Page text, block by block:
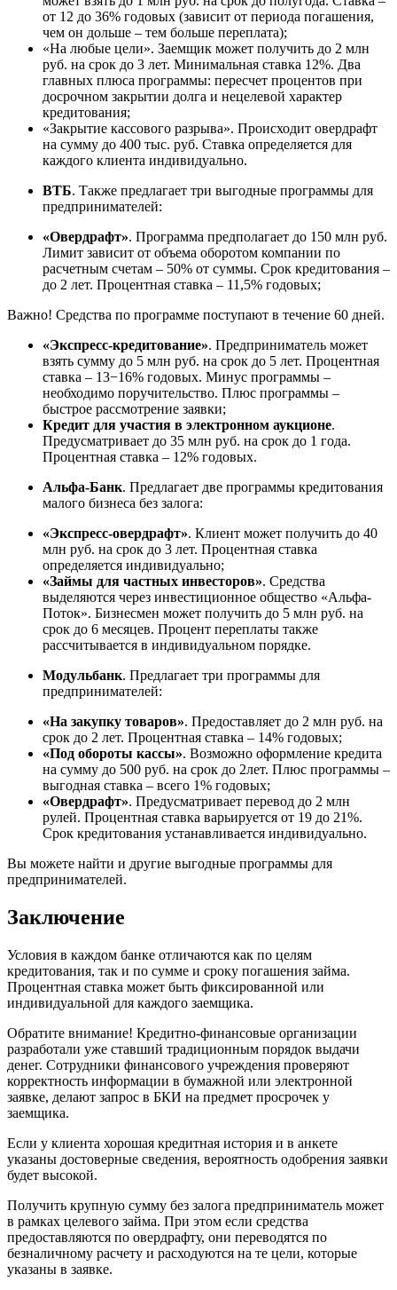
от 12 до 36% годовых (зависит от периода погашения,
чем он дольше – тем больше переплата);
«На любые цели». Заемщик может получить до 2 млн
руб. на срок до 3 лет. Минимальная ставка 12%. Два
главных плюса программы: пересчет процентов при
досрочном закрытии долга и нецелевой характер
кредитования;
«Закрытие кассового разрыва». Происходит овердрафт
на сумму до 400 тыс. руб. Ставка определяется для
каждого клиента индивидуально.
ВТБ. Также предлагает три выгодные программы для
предпринимателей:
«Овердрафт». Программа предполагает до 150 млн руб.
Лимит зависит от объема оборотом компании по
расчетным счетам – 50% от суммы. Срок кредитования –
до 2 лет. Процентная ставка – 11,5% годовых;
Важно! Средства по программе поступают в течение 60 дней.
«Экспресс-кредитование». Предприниматель может
взять сумму до 5 млн руб. на срок до 5 лет. Процентная
ставка – 13−16% годовых. Минус программы –
необходимо поручительство. Плюс программы –
быстрое рассмотрение заявки;
Кредит для участия в электронном аукционе.
Предусматривает до 35 млн руб. на срок до 1 года.
Процентная ставка – 12% годовых.
Альфа-Банк. Предлагает две программы кредитования
малого бизнеса без залога:
«Экспресс-овердрафт». Клиент может получить до 40
млн руб. на срок до 3 лет. Процентная ставка
определяется индивидуально;
«Займы для частных инвесторов». Средства
выделяются через инвестиционное общество «Альфа-
Поток». Бизнесмен может получить до 5 млн руб. на
срок до 6 месяцев. Процент переплаты также
рассчитывается в индивидуальном порядке.
Модульбанк. Предлагает три программы для
предпринимателей:
«На закупку товаров». Предоставляет до 2 млн руб. на
срок до 2 лет. Процентная ставка – 14% годовых;
«Под обороты кассы». Возможно оформление кредита
на сумму до 500 руб. на срок до 2лет. Плюс программы –
выгодная ставка – всего 1% годовых;
«Овердрафт». Предусматривает перевод до 2 млн
рулей. Процентная ставка варьируется от 19 до 21%.
Срок кредитования устанавливается индивидуально.
Вы можете найти и другие выгодные программы для
предпринимателей.
Заключение
Условия в каждом банке отличаются как по целям
кредитования, так и по сумме и сроку погашения займа.
Процентная ставка может быть фиксированной или
индивидуальной для каждого заемщика.
Обратите внимание! Кредитно-финансовые организации
разработали уже ставший традиционным порядок выдачи
денег. Сотрудники финансового учреждения проверяют
корректность информации в бумажной или электронной
заявке, делают запрос в БКИ на предмет просрочек у
заемщика.
Если у клиента хорошая кредитная история и в анкете
указаны достоверные сведения, вероятность одобрения заявки
будет высокой.
Получить крупную сумму без залога предприниматель может
в рамках целевого займа. При этом если средства
предоставляются по овердрафту, они переводятся по
безналичному расчету и расходуются на те цели, которые
указаны в заявке.